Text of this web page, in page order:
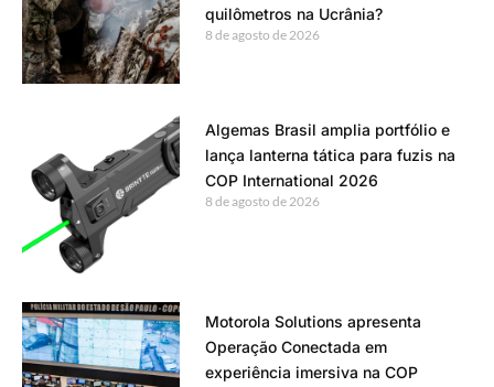
quilômetros na Ucrânia?
8 de agosto de 2026
Algemas Brasil amplia portfólio e
lança lanterna tática para fuzis na
COP International 2026
8 de agosto de 2026
Motorola Solutions apresenta
Operação Conectada em
experiência imersiva na COP